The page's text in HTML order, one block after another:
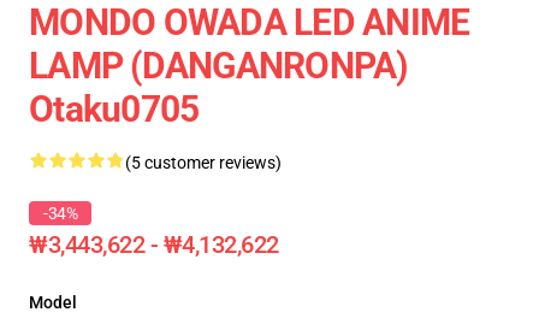
MONDO OWADA LED ANIME
LAMP (DANGANRONPA)
Otaku0705
(5 customer reviews)
-34%
₩3,443,622 - ₩4,132,622
Model